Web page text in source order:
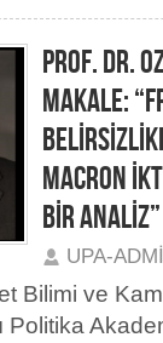
PROF. DR.
MAKALE:
MACRON
BİR ANALİZ”
UPA-
Bilimi ve
Politika